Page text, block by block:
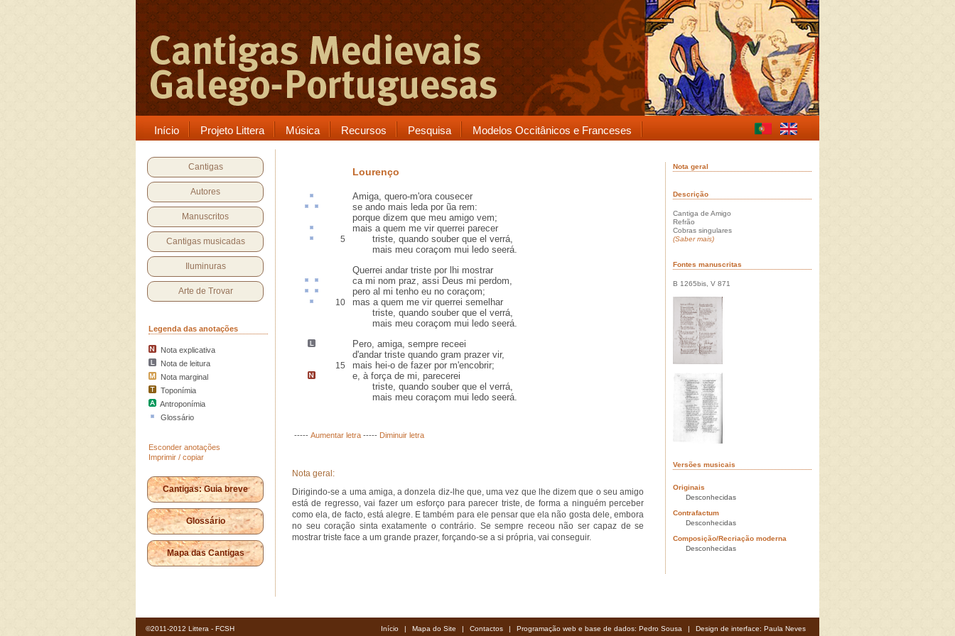
Início Projeto Littera Música Recursos Pesquisa Modelos Occitânicos e Franceses
Cantigas
Autores
Manuscritos
Cantigas musicadas
Iluminuras
Arte de Trovar
Legenda das anotações
Nota explicativa
Nota de leitura
Nota marginal
Toponímia
Antroponímia
Glossário
Esconder anotações
Imprimir / copiar
Cantigas: Guia breve
Glossário
Mapa das Cantigas
Lourenço
Amiga, quero-m'ora cousecer
se ando mais ledapor ũa rem:
porque dizem que meu amigo vem;
mais a quem me vir querrei parecer
5 triste, quando souber que el verrá,
mais meu coraçom mui ledo seerá.
Querrei andar triste por lhi mostrar
cami nom praz, assi Deus mi perdom,
pero al mi tenho eu no coraçom;
10 mas a quem me vir querrei semelhar
triste, quando souber que el verrá,
mais meu coraçom mui ledo seerá.
Pero, amiga, sempre receei
d'andar triste quando gram prazer vir,
15
mais hei-o de fazer por m'encobrir;
e, à força de mi, parecerei
triste, quando souber que el verrá,
mais meu coraçom mui ledo seerá.
----- Aumentar letra ----- Diminuir letra
Nota geral:
Dirigindo-se a uma amiga, a donzela diz-lhe que, uma vez que lhe dizem que o seu amigo
está de regresso, vai fazer um esforço para parecer triste, de forma a ninguém perceber
como ela, de facto, está alegre. E também para ele pensar que ela não gosta dele, embora
no seu coração sinta exatamente o contrário. Se sempre receou não ser capaz de se
mostrar triste face a um grande prazer, forçando-se a si própria, vai conseguir.
Nota geral
Descrição
Cantiga de Amigo
Refrão
Cobras singulares
(Saber mais)
Fontes manuscritas
B 1265bis, V 871
Versões musicais
Originais
Desconhecidas
Contrafactum
Desconhecidas
Composição/Recriação moderna
Desconhecidas
©2011-2012 Littera - FCSH Início | Mapa do Site | Contactos | Programação web e base de dados: Pedro Sousa | Design de interface: Paula Neves